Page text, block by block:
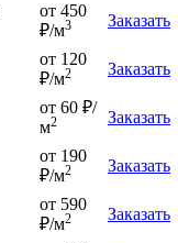
от 450
₽/м3 Заказать
от 120
₽/м2 Заказать
от 60 ₽/
м2 Заказать
от 190
₽/м2 Заказать
от 590
₽/м2 Заказать